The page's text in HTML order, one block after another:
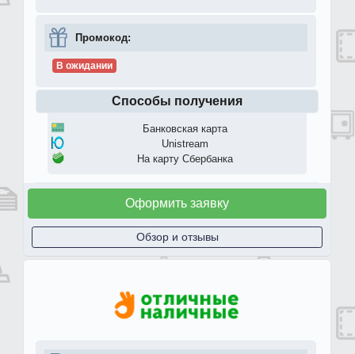
Промокод:
В ожидании
Способы получения
Банковская карта
Unistream
На карту Сбербанка
Оформить заявку
Обзор и отзывы